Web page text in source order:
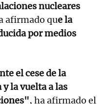
nucleares
afirmado que la
por medios
el cese de la
la vuelta a las
, ha afirmado el